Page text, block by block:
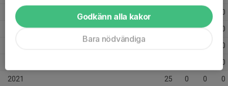
2025 0
2024 28 0 0 0
0
0
2021 25 0 0 0
Godkänn alla kakor
Bara nödvändiga